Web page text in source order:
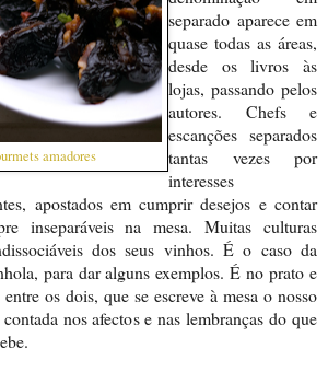
amadores
separado aparece em
quase todas as áreas,
desde os livros às
lojas, passando pelos
autores. Chefs e
escanções separados
tantas vezes por
interesses
apostados em cumprir desejos e contar
inseparáveis na mesa. Muitas culturas
dos seus vinhos. É o caso da
para dar alguns exemplos. É no prato e
os dois, que se escreve à mesa o nosso
nos afectos e nas lembranças do que